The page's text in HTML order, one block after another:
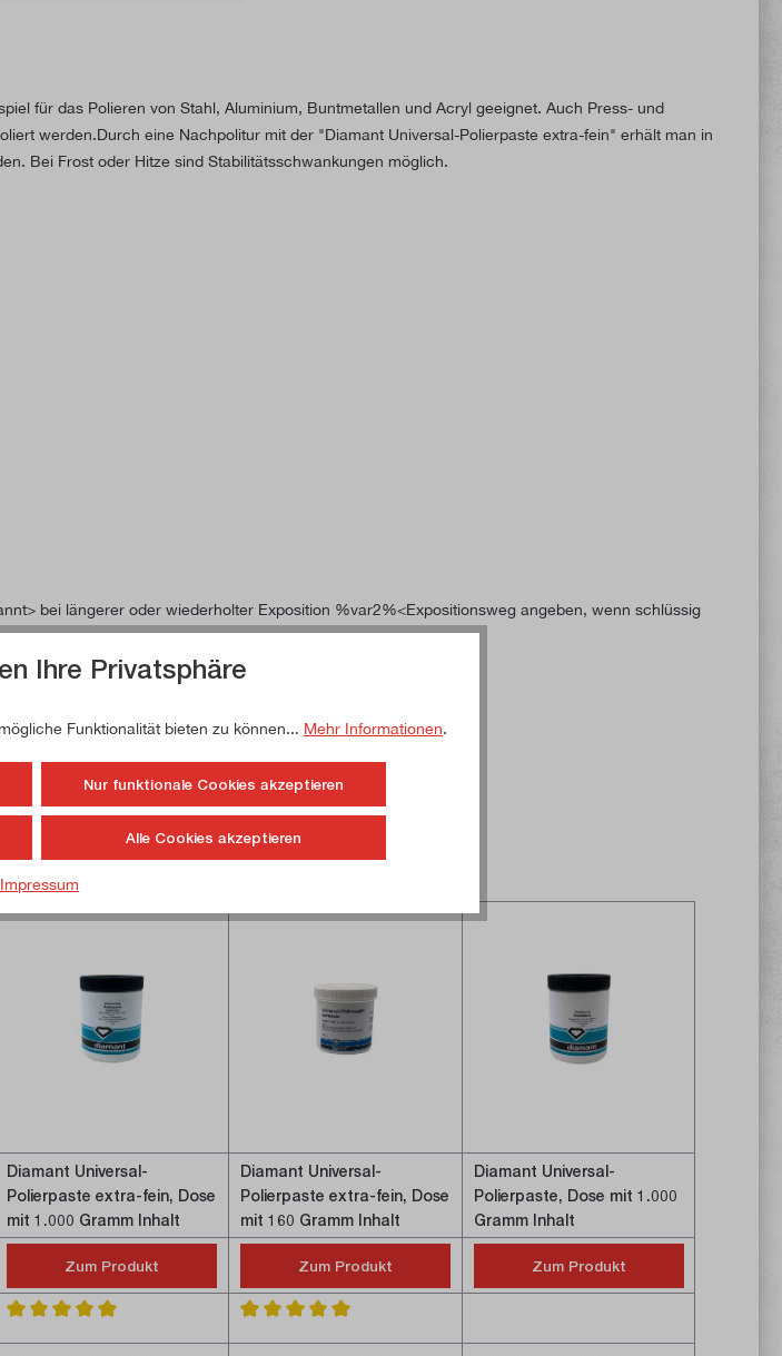
für das Polieren von Stahl, Aluminium, Buntmetallen und Acryl geeignet. Auch Press- und
werden.Durch eine Nachpolitur mit der "Diamant Universal-Polierpaste extra-fein" erhält man in
Bei Frost oder Hitze sind Stabilitätsschwankungen möglich.
bei längerer oder wiederholter Exposition %var2%<Expositionsweg angeben, wenn schlüssig
Diamant Universal-
Polierpaste extra-fein, Dose
mit 1.000 Gramm Inhalt
Diamant Universal-
Polierpaste extra-fein, Dose
mit 160 Gramm Inhalt
Diamant Universal-
Polierpaste, Dose mit 1.000
Gramm Inhalt
Zum Produkt Zum Produkt Zum Produkt
Ihre Privatsphäre
Funktionalität bieten zu können... Mehr Informationen.
Nur funktionale Cookies akzeptieren
Alle Cookies akzeptieren